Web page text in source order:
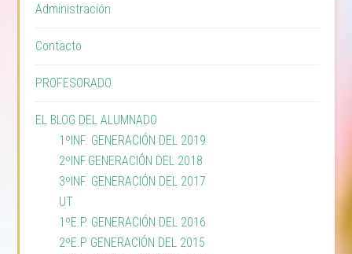
Administración
Contacto
PROFESORADO
EL BLOG DEL ALUMNADO
1ºINF. GENERACIÓN DEL 2019
2ºINF.GENERACIÓN DEL 2018
3ºINF. GENERACIÓN DEL 2017
UT
1ºE.P. GENERACIÓN DEL 2016
2ºE.P GENERACIÓN DEL 2015